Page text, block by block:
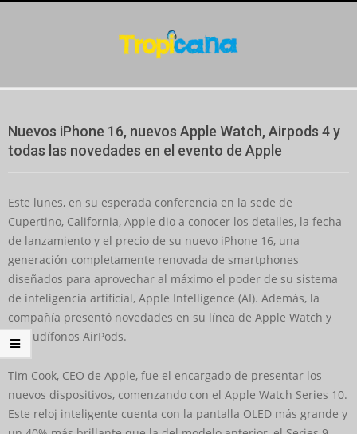
Menu
Nuevos iPhone 16, nuevos Apple Watch, Airpods 4 y
todas las novedades en el evento de Apple
Este lunes, en su esperada conferencia en la sede de
Cupertino, California, Apple dio a conocer los detalles, la fecha
de lanzamiento y el precio de su nuevo iPhone 16, una
generación completamente renovada de smartphones
diseñados para aprovechar al máximo el poder de su sistema
de inteligencia artificial, Apple Intelligence (AI). Además, la
compañía presentó novedades en su línea de Apple Watch y
los audífonos AirPods.
Tim Cook, CEO de Apple, fue el encargado de presentar los
nuevos dispositivos, comenzando con el Apple Watch Series 10.
Este reloj inteligente cuenta con la pantalla OLED más grande y